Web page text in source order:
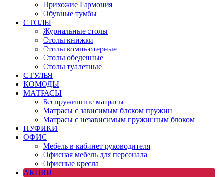
Прихожие Гармония
Обувные тумбы
СТОЛЫ
Журнальные столы
Столы книжки
Столы компьютерные
Столы обеденные
Столы туалетные
СТУЛЬЯ
КОМОДЫ
МАТРАСЫ
Беспружинные матрасы
Матрасы с зависимым блоком пружин
Матрасы с независимым пружинным блоком
ПУФИКИ
ОФИС
Мебель в кабинет руководителя
Офисная мебель для персонала
Офисные кресла
АКЦИИ